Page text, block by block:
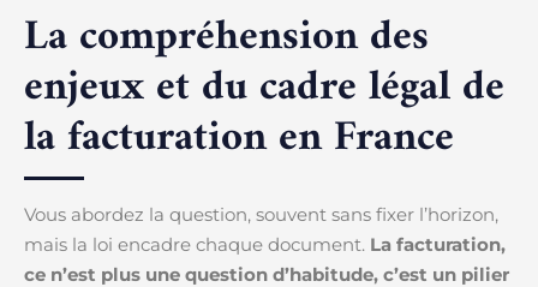
La compréhension des
enjeux et du cadre légal de
la facturation en France
Vous abordez la question, souvent sans fixer l’horizon,
mais la loi encadre chaque document. La facturation,
ce n’est plus une question d’habitude, c’est un pilier